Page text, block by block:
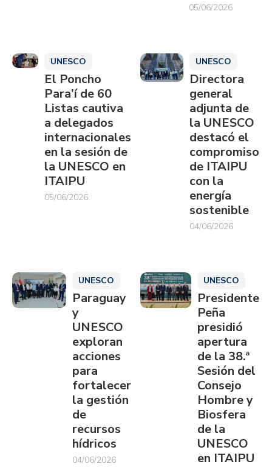
05/06/2026
UNESCO
El Poncho
Para’í de 60
Listas cautiva
a delegados
internacionales
en la sesión de
la UNESCO en
ITAIPU
05/06/2026
UNESCO
Directora
general
adjunta de
la UNESCO
destacó el
compromiso
de ITAIPU
con la
energía
sostenible
04/06/2026
UNESCO
Paraguay
y
UNESCO
exploran
acciones
para
fortalecer
la gestión
de
recursos
hídricos
04/06/2026
UNESCO
Presidente
Peña
presidió
apertura
de la 38.ª
Sesión del
Consejo
Hombre y
Biosfera
de la
UNESCO
en ITAIPU